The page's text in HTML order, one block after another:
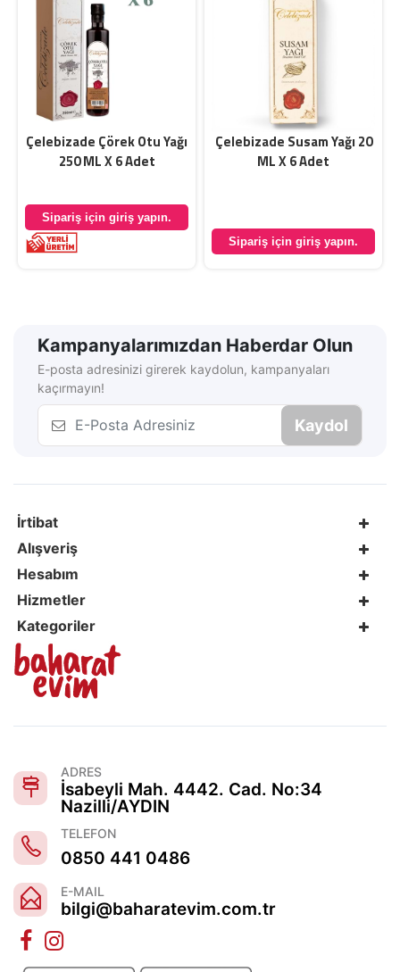
Çelebizade Çörek Otu Yağı
250 ML X 6 Adet
Sipariş için giriş yapın.
Çelebizade Susam Yağı 20
ML X 6 Adet
Sipariş için giriş yapın.
Kampanyalarımızdan Haberdar Olun
E-posta adresinizi girerek kaydolun, kampanyaları
kaçırmayın!
Kaydol
İrtibat
Alışveriş
Hesabım
Hizmetler
Kategoriler
ADRES
İsabeyli Mah. 4442. Cad. No:34
Nazilli/AYDIN
TELEFON
0850 441 0486
E-MAIL
bilgi@baharatevim.com.tr